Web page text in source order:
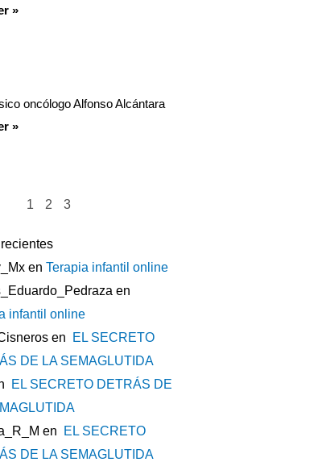
»
oncólogo Alfonso Alcántara
»
1 2 3
en Terapia infantil online
en
infantil online
en
EL SECRETO
DE LA SEMAGLUTIDA
EL SECRETO DETRÁS DE
en
EL SECRETO
DE LA SEMAGLUTIDA